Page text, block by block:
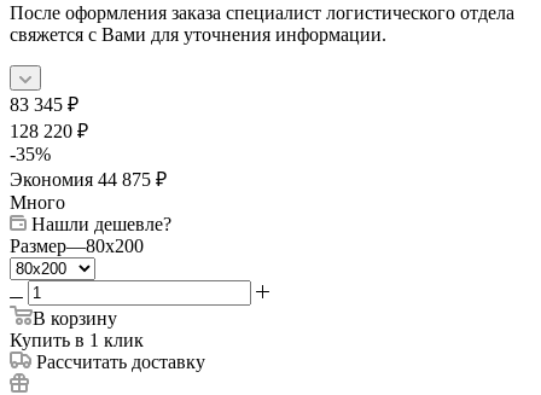
После оформления заказа специалист логистического отдела
свяжется с Вами для уточнения информации.
83 345 ₽
128 220 ₽
-35%
Экономия 44 875 ₽
Много
Нашли дешевле?
Размер—80x200
В корзину
Купить в 1 клик
Рассчитать доставку